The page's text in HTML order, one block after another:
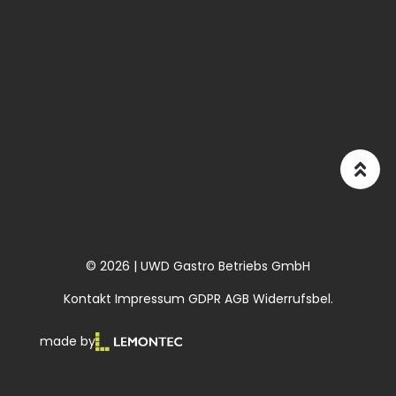
© 2026 | UWD Gastro Betriebs GmbH
Kontakt Impressum GDPR AGB Widerrufsbel.
made by